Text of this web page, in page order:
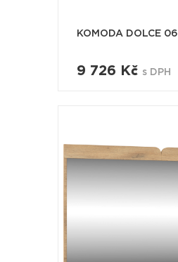
KOMODA DOLCE 06
9 726 Kč s DPH